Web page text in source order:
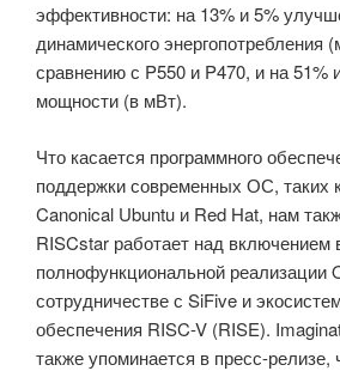
эффективности: на 13% и 5%
динамического энергопотребления
сравнению с P550 и P470, и на 51%
мощности (в мВт).
Что касается программного
поддержки современных ОС, таких
Canonical Ubuntu и Red Hat, нам
RISCstar работает над включением
полнофункциональной реализации
сотрудничестве с SiFive и
обеспечения RISC-V (RISE).
также упоминается в пресс-релизе,